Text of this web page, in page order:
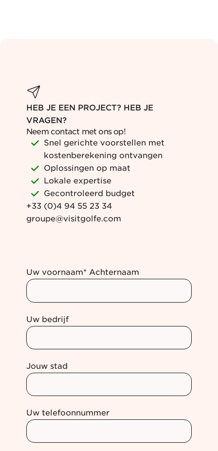
HEB JE EEN PROJECT? HEB JE
VRAGEN?
Neem contact met ons op!
Snel gerichte voorstellen met
kostenberekening ontvangen
Oplossingen op maat
Lokale expertise
Gecontroleerd budget
+33 (0)4 94 55 23 34
groupe@visitgolfe.com
Uw voornaam* Achternaam
Uw bedrijf
Jouw stad
Uw telefoonnummer